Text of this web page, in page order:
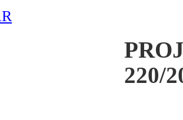
220/